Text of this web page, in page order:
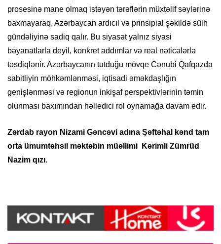
prosesinə mane olmaq istəyən tərəflərin müxtəlif səylərinə
baxmayaraq, Azərbaycan ardıcıl və prinsipial şəkildə sülh
gündəliyinə sadiq qalır. Bu siyasət yalnız siyasi
bəyanatlarla deyil, konkret addımlar və real nəticələrlə
təsdiqlənir. Azərbaycanın tutduğu mövqe Cənubi Qafqazda
sabitliyin möhkəmlənməsi, iqtisadi əməkdaşlığın
genişlənməsi və regionun inkişaf perspektivlərinin təmin
olunması baxımından həlledici rol oynamağa davam edir.
Zərdab rayon Nizami Gəncəvi adına Şəftəhal kənd tam
orta ümumtəhsil məktəbin müəllimi Kərimli Zümrüd
Nazim qızı.